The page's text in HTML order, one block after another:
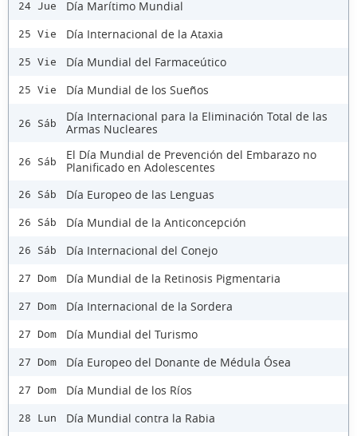
24 Jue Día Marítimo Mundial
25 Vie Día Internacional de la Ataxia
25 Vie Día Mundial del Farmaceútico
25 Vie Día Mundial de los Sueños
26 Sáb
Día Internacional para la Eliminación Total de las
Armas Nucleares
26 Sáb
El Día Mundial de Prevención del Embarazo no
Planificado en Adolescentes
26 Sáb Día Europeo de las Lenguas
26 Sáb Día Mundial de la Anticoncepción
26 Sáb Día Internacional del Conejo
27 Dom Día Mundial de la Retinosis Pigmentaria
27 Dom Día Internacional de la Sordera
27 Dom Día Mundial del Turismo
27 Dom Día Europeo del Donante de Médula Ósea
27 Dom Día Mundial de los Ríos
28 Lun Día Mundial contra la Rabia